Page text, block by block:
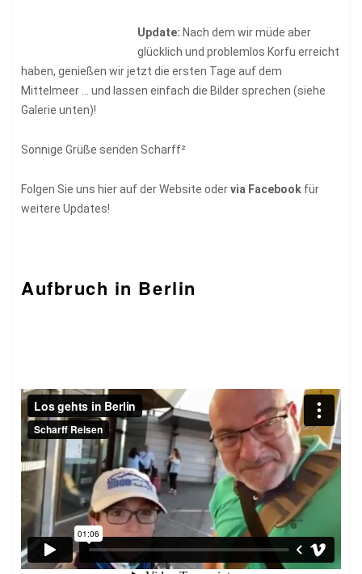
Update: Nach dem wir müde aber
glücklich und problemlos Korfu erreicht
haben, genießen wir jetzt die ersten Tage auf dem
Mittelmeer … und lassen einfach die Bilder sprechen (siehe
Galerie unten)!
Sonnige Grüße senden Scharff²
Folgen Sie uns hier auf der Website odervia Facebook für
weitere Updates!
Aufbruch in Berlin